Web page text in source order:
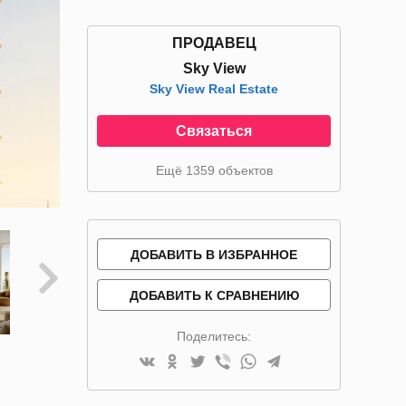
ПРОДАВЕЦ
Sky View
Sky View Real Estate
Связаться
Ещё 1359 объектов
ДОБАВИТЬ В ИЗБРАННОЕ
ДОБАВИТЬ К СРАВНЕНИЮ
Поделитесь: